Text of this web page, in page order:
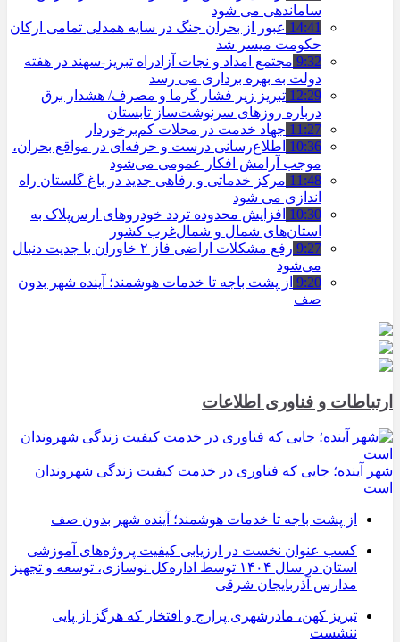
ساماندهی می شود
14:41 عبور از بحران جنگ در سایه همدلی تمامی ارکان
حکومت میسر شد
9:32 مجتمع امداد و نجات آزادراه تبریز-سهند در هفته
دولت به بهره ‌برداری می‌ رسد
12:29 تبریز زیر فشار گرما و مصرف/ هشدار برق
درباره روزهای سرنوشت‌ساز تابستان
11:27 جهاد خدمت در محلات کم‌برخوردار
10:36 اطلاع‌رسانی درست و حرفه‌ای در مواقع بحران،
موجب آرامش افکار عمومی می‌شود
11:48 مرکز خدماتی و رفاهی جدید در باغ گلستان راه
اندازی می شود
10:30 افزایش محدوده تردد خودروهای ارس‌پلاک به
استان‌های شمال و شمال‌غرب کشور
9:27
رفع مشکلات اراضی فاز ۲ خاوران با جدیت دنبال
می‌شود
9:20 از پشت باجه تا خدمات هوشمند؛ آینده شهر بدون
صف
ارتباطات و فناوری اطلاعات
شهر آینده؛ جایی که فناوری در خدمت کیفیت زندگی شهروندان
است
از پشت باجه تا خدمات هوشمند؛ آینده شهر بدون صف
کسب عنوان نخست در ارزیابی کیفیت پروژه‌های آموزشی
استان در سال ۱۴۰۴ توسط اداره‌کل نوسازی، توسعه و تجهیز
مدارس آذربایجان شرقی
تبریز کهن، مادرشهری پرارج و افتخار که هرگز از پایی
ننشست